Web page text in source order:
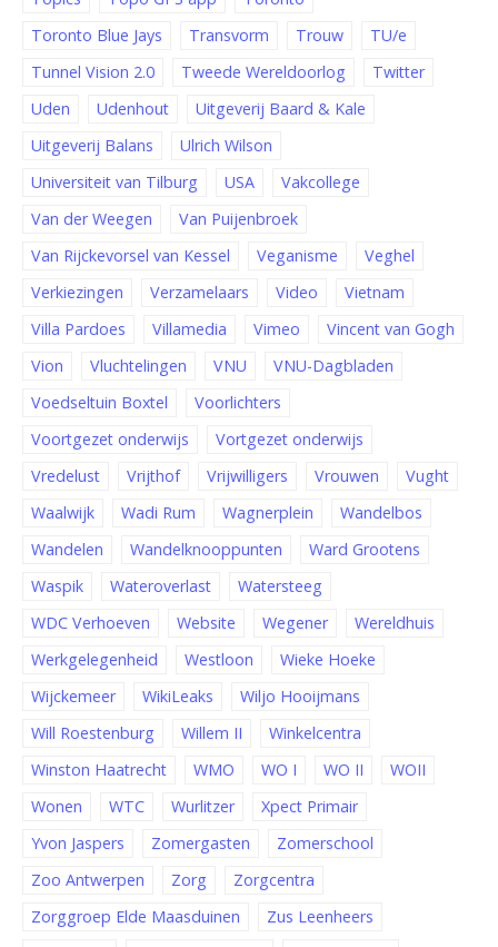
Toronto Blue Jays
Transvorm Trouw
TU/e
Tunnel Vision 2.0
Tweede Wereldoorlog
Twitter
Uden
Udenhout
Uitgeverij Baard & Kale
Uitgeverij Balans
Ulrich Wilson
Universiteit van Tilburg
USA
Vakcollege
Van der Weegen
Van Puijenbroek
Van Rijckevorsel van Kessel
Veganisme
Veghel
Verkiezingen
Verzamelaars Video
Vietnam
Villa Pardoes
Villamedia Vimeo
Vincent van Gogh
Vion
Vluchtelingen VNU
VNU-Dagbladen
Voedseltuin Boxtel
Voorlichters
Voortgezet onderwijs
Vortgezet onderwijs
Vredelust
Vrijthof Vrijwilligers Vrouwen
Vught
Waalwijk
Wadi Rum Wagnerplein
Wandelbos
Wandelen
Wandelknooppunten
Ward Grootens
Waspik
Wateroverlast
Watersteeg
WDC Verhoeven
Website Wegener
Wereldhuis
Werkgelegenheid
Westloon
Wieke Hoeke
Wijckemeer
WikiLeaks
Wiljo Hooijmans
Will Roestenburg
Willem II
Winkelcentra
Winston Haatrecht
WMO WO I WO II
WOII
Wonen
WTC Wurlitzer
Xpect Primair
Yvon Jaspers
Zomergasten
Zomerschool
Zoo Antwerpen
Zorg
Zorgcentra
Zorggroep Elde Maasduinen
Zus Leenheers